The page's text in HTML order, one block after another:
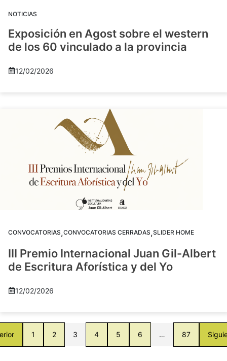
NOTICIAS
Exposición en Agost sobre el western
de los 60 vinculado a la provincia
12/02/2026
CONVOCATORIAS,CONVOCATORIAS CERRADAS,SLIDER HOME
III Premio Internacional Juan Gil-Albert
de Escritura Aforística y del Yo
12/02/2026
1 2 3 4 5 6 … 87